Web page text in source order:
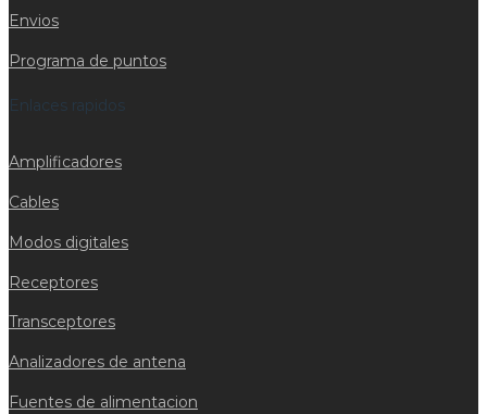
Envios
Programa de puntos
Enlaces rapidos
Amplificadores
Cables
Modos digitales
Receptores
Transceptores
Analizadores de antena
Fuentes de alimentacion